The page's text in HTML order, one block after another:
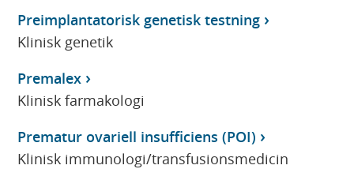
Preimplantatorisk genetisk testning
Klinisk genetik
Premalex
Klinisk farmakologi
Prematur ovariell insufficiens (POI)
Klinisk immunologi/transfusionsmedicin